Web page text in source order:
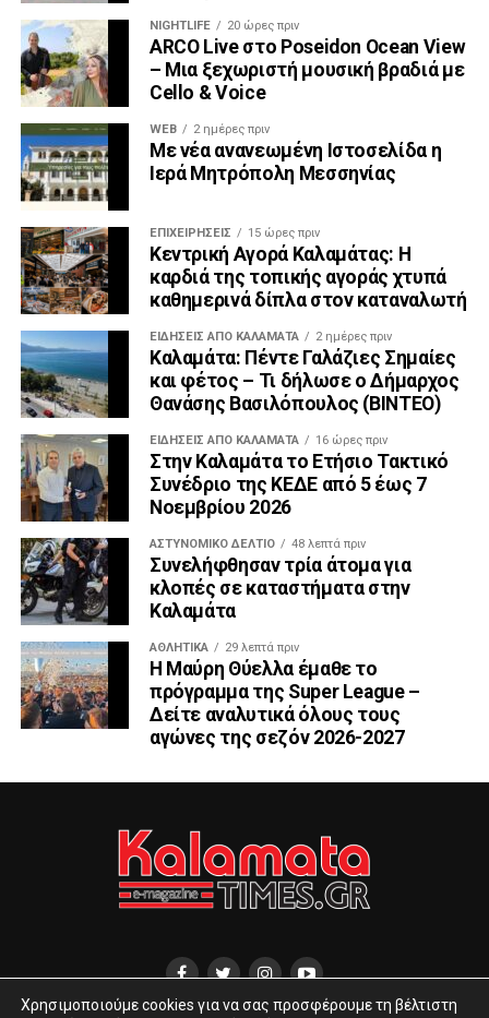
NIGHTLIFE 20 ώρες πριν
ARCO Live στο Poseidon Ocean View
– Μια ξεχωριστή μουσική βραδιά με
Cello & Voice
WEB 2 ημέρες πριν
Με νέα ανανεωμένη Ιστοσελίδα η
Ιερά Μητρόπολη Μεσσηνίας
ΕΠΙΧΕΙΡΉΣΕΙΣ 15 ώρες πριν
Κεντρική Αγορά Καλαμάτας: Η
καρδιά της τοπικής αγοράς χτυπά
καθημερινά δίπλα στον καταναλωτή
ΕΙΔΗΣΕΙΣ ΑΠΟ ΚΑΛΑΜΑΤΑ 2 ημέρες πριν
Καλαμάτα: Πέντε Γαλάζιες Σημαίες
και φέτος – Τι δήλωσε ο Δήμαρχος
Θανάσης Βασιλόπουλος (ΒΙΝΤΕΟ)
ΕΙΔΗΣΕΙΣ ΑΠΟ ΚΑΛΑΜΑΤΑ 16 ώρες πριν
Στην Καλαμάτα το Ετήσιο Τακτικό
Συνέδριο της ΚΕΔΕ από 5 έως 7
Νοεμβρίου 2026
ΑΣΤΥΝΟΜΙΚΌ ΔΕΛΤΊΟ 48 λεπτά πριν
Συνελήφθησαν τρία άτομα για
κλοπές σε καταστήματα στην
Καλαμάτα
ΑΘΛΗΤΙΚΆ 29 λεπτά πριν
Η Μαύρη Θύελλα έμαθε το
πρόγραμμα της Super League –
Δείτε αναλυτικά όλους τους
αγώνες της σεζόν 2026-2027
Χρησιμοποιούμε cookies για να σας προσφέρουμε τη βέλτιστη